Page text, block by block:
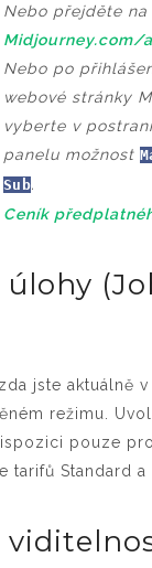
Nebo přejděte na
Midjourney.com/
Nebo po
webové stránky
vyberte v
panelu možnost
Sub.
Ceník
úlohy
jste aktuálně v
režimu.
pouze
tarifů Standard a